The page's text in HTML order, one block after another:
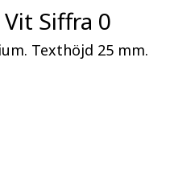
Siffra 0
Texthöjd 25 mm.